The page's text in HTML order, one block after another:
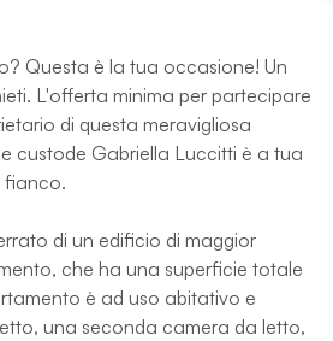
Questa è la tua occasione! Un
L'offerta minima per partecipare
di questa meravigliosa
custode Gabriella Luccitti è a tua
fianco.
di un edificio di maggior
che ha una superficie totale
è ad uso abitativo e
una seconda camera da letto,